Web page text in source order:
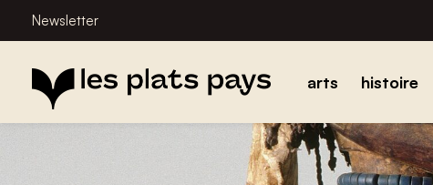
Newsletter
arts histoire